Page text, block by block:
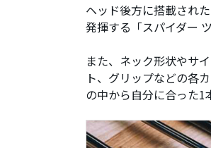
ヘッド後方に搭載され
発揮する「スパイダー
また、ネック形状やサ
ト、グリップなどの各
の中から自分に合った1